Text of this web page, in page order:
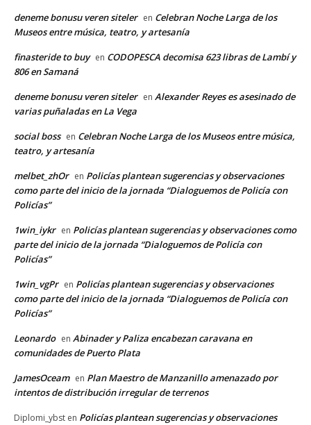
deneme bonusu veren siteler en Celebran Noche Larga de los
Museos entre música, teatro, y artesanía
finasteride to buy en CODOPESCA decomisa 623 libras de Lambí y
806 en Samaná
deneme bonusu veren siteler en Alexander Reyes es asesinado de
varias puñaladas en La Vega
social boss en Celebran Noche Larga de los Museos entre música,
teatro, y artesanía
melbet_zhOr en Policías plantean sugerencias y observaciones
como parte del inicio de la jornada “Dialoguemos de Policía con
Policías”
1win_iykr en Policías plantean sugerencias y observaciones como
parte del inicio de la jornada “Dialoguemos de Policía con
Policías”
1win_vgPr en Policías plantean sugerencias y observaciones
como parte del inicio de la jornada “Dialoguemos de Policía con
Policías”
Leonardo en Abinader y Paliza encabezan caravana en
comunidades de Puerto Plata
JamesOceam en Plan Maestro de Manzanillo amenazado por
intentos de distribución irregular de terrenos
Diplomi_ybst en Policías plantean sugerencias y observaciones